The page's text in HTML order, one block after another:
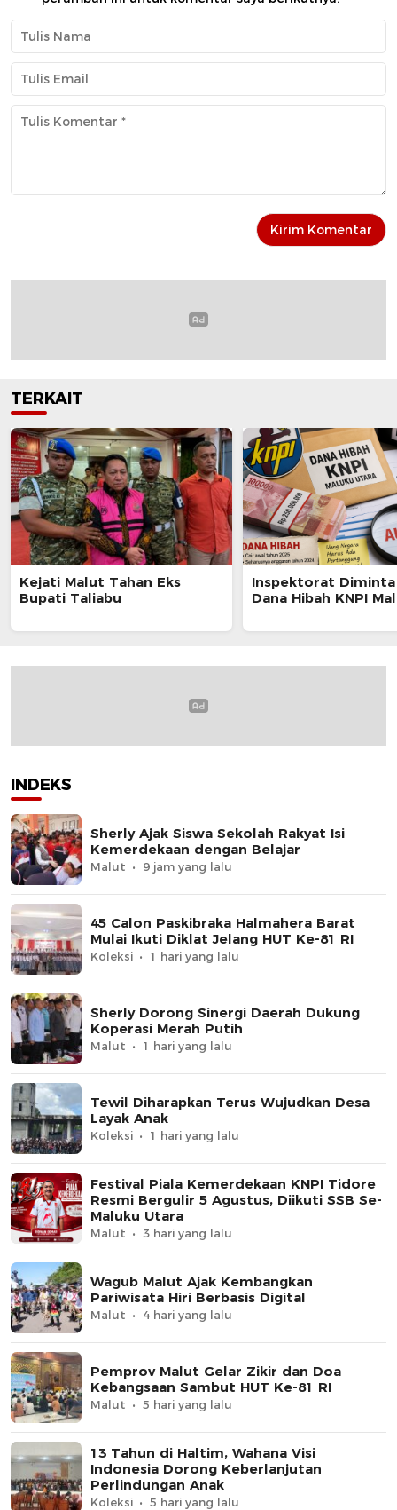
TERKAIT
Kejati Malut Tahan Eks
Bupati Taliabu
Inspektorat
Dana Hibah KNPI
INDEKS
Sherly Ajak Siswa Sekolah Rakyat Isi
Kemerdekaan dengan Belajar
Malut 9 jam yang lalu
45 Calon Paskibraka Halmahera Barat
Mulai Ikuti Diklat Jelang HUT Ke-81 RI
Koleksi 1 hari yang lalu
Sherly Dorong Sinergi Daerah Dukung
Koperasi Merah Putih
Malut 1 hari yang lalu
Tewil Diharapkan Terus Wujudkan Desa
Layak Anak
Koleksi 1 hari yang lalu
Festival Piala Kemerdekaan KNPI Tidore
Resmi Bergulir 5 Agustus, Diikuti SSB Se-
Maluku Utara
Malut 3 hari yang lalu
Wagub Malut Ajak Kembangkan
Pariwisata Hiri Berbasis Digital
Malut 4 hari yang lalu
Pemprov Malut Gelar Zikir dan Doa
Kebangsaan Sambut HUT Ke-81 RI
Malut 5 hari yang lalu
13 Tahun di Haltim, Wahana Visi
Indonesia Dorong Keberlanjutan
Perlindungan Anak
Koleksi 5 hari yang lalu